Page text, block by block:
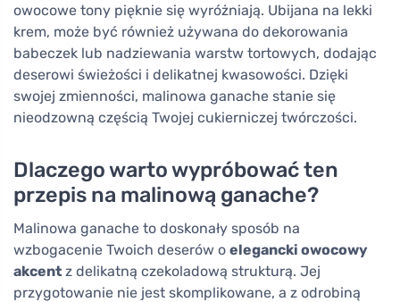
owocowe tony pięknie się wyróżniają. Ubijana na lekki
krem, może być również używana do dekorowania
babeczek lub nadziewania warstw tortowych, dodając
deserowi świeżości i delikatnej kwasowości. Dzięki
swojej zmienności, malinowa ganache stanie się
nieodzowną częścią Twojej cukierniczej twórczości.
Dlaczego warto wypróbować ten
przepis na malinową ganache?
Malinowa ganache to doskonały sposób na
wzbogacenie Twoich deserów o elegancki owocowy
akcent z delikatną czekoladową strukturą. Jej
przygotowanie nie jest skomplikowane, a z odrobiną